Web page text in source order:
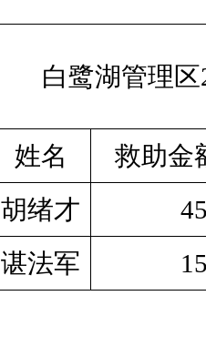
白鹭湖管理
姓名 救助金
胡绪才
谌法军